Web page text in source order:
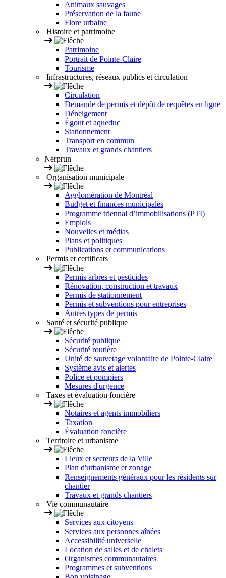
Animaux sauvages
Préservation de la faune
Flore urbaine
Histoire et patrimoine
Patrimoine
Portrait de Pointe-Claire
Tourisme
Infrastructures, réseaux publics et circulation
Circulation
Demande de permis et dépôt de requêtes en ligne
Déneigement
Égout et aqueduc
Stationnement
Transport en commun
Travaux et grands chantiers
Nerprun
Organisation municipale
Agglomération de Montréal
Budget et finances municipales
Programme triennal d’immobilisations (PTI)
Emplois
Nouvelles et médias
Plans et politiques
Publications et communications
Permis et certificats
Permis arbres et pesticides
Rénovation, construction et travaux
Permis de stationnement
Permis et subventions pour entreprises
Autres types de permis
Santé et sécurité publique
Sécurité publique
Sécurité routière
Unité de sauvetage volontaire de Pointe-Claire
Système avis et alertes
Police et pompiers
Mesures d'urgence
Taxes et évaluation foncière
Notaires et agents immobiliers
Taxation
Évaluation foncière
Territoire et urbanisme
Lieux et secteurs de la Ville
Plan d'urbanisme et zonage
Renseignements généraux pour les résidents sur
chantier
Travaux et grands chantiers
Vie communautaire
Services aux citoyens
Services aux personnes aînées
Accessibilité universelle
Location de salles et de chalets
Organismes communautaires
Programmes et subventions